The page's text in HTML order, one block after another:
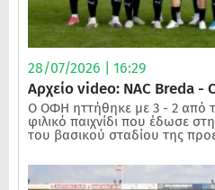
28/07/2026 | 16:29
Αρχείο video: NAC Breda -
Ο ΟΦΗ ηττήθηκε με 3 - 2 από
φιλικό παιχνίδι που έδωσε
του βασικού σταδίου της